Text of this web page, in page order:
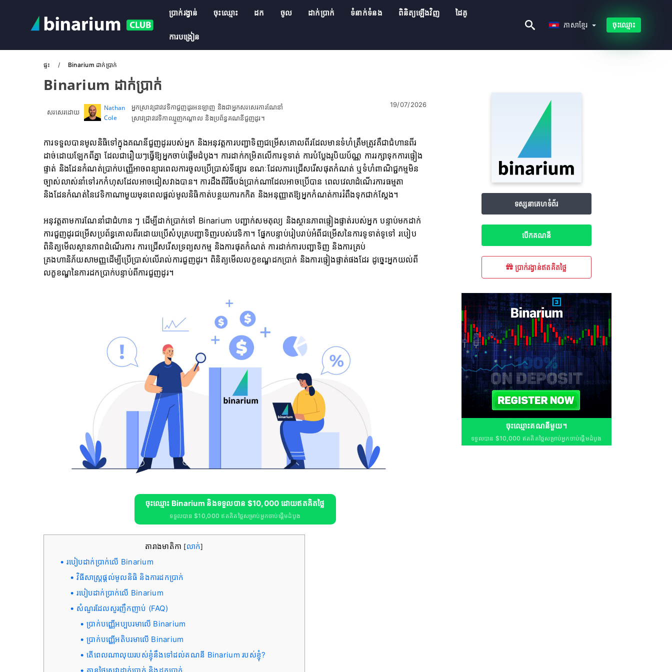
ប្រាក់រង្វាន់ ចុះឈ្មោះ ដក ចូល ដាក់ប្រាក់ ទំនាក់ទំនង ពិនិត្យឡើងវិញ ដៃគូ
ការបង្រៀន
ភាសាខ្មែរ ចុះឈ្មោះ
ផ្ទះ Binarium ដាក់ប្រាក់
Binarium ដាក់ប្រាក់
សរសេរដោយ
Nathan
Cole
អ្នកស្រាវជ្រាវវេទិកាជួញដូរអនឡាញ និងជាអ្នកសរសេរការណែនាំ
ស្រាវជ្រាវវេទិកាឈ្មួញកណ្តាល និងប្រព័ន្ធគណនីជួញដូរ។
19/07/2026
ការទទួលបានមូលនិធិទៅក្នុងគណនីជួញដូររបស់អ្នក និងអនុវត្តការបញ្ជាទិញជម្រើសគោលពីរដែលមានទំហំត្រឹមត្រូវគឺជាជំហានពីរ
ដាច់ដោយឡែកពីគ្នា ដែលជារឿយៗធ្វើឱ្យអ្នកចាប់ផ្តើមដំបូង។ ការដាក់កម្រិតលើការទូទាត់ ការបំប្លែងរូបិយប័ណ្ណ ការរក្សាទុកការផ្ទៀង
ផ្ទាត់ និងដែនកំណត់ប្រាក់បញ្ញើអាចពន្យារពេលការចូលប្រើប្រាស់ទីផ្សារ ខណៈដែលការជ្រើសរើសផុតកំណត់ ឬទំហំពាណិជ្ជកម្មមិន
ច្បាស់លាស់នាំទៅរកកំហុសដែលអាចជៀសវាងបាន។ ការដឹងពីវិធីបង់ប្រាក់ណាដែលអាចប្រើបាន ពេលវេលាដំណើរការធម្មតា
និងដែនកំណត់នៃវេទិកាណាមួយមុនពេលផ្តល់មូលនិធិកាត់បន្ថយការកកិត និងអនុញ្ញាតឱ្យអ្នកកំណត់ការរំពឹងទុកជាក់ស្តែង។
អនុវត្តតាមការណែនាំជាជំហាន ៗ ដើម្បីដាក់ប្រាក់ទៅ Binarium បញ្ជាក់សមតុល្យ និងស្ថានភាពផ្ទៀងផ្ទាត់របស់អ្នក បន្ទាប់មកដាក់
ការជួញដូរជម្រើសប្រព័ន្ធគោលពីរដោយប្រើសំបុត្របញ្ជាទិញរបស់វេទិកា។ ផ្នែកបន្ទាប់រៀបរាប់អំពីជម្រើសនៃការទូទាត់ទូទៅ របៀប
ពិនិត្យមើលស្ថានភាពដំណើរការ ការជ្រើសរើសទ្រព្យសកម្ម និងការផុតកំណត់ ការដាក់ការបញ្ជាទិញ និងការគ្រប់
គ្រងហានិភ័យសាមញ្ញដើម្បីប្រើប្រាស់លើរាល់ការជួញដូរ។ ពិនិត្យមើលលក្ខខណ្ឌដកប្រាក់ និងការផ្ទៀងផ្ទាត់ផងដែរ ដូច្នេះអ្នកយល់ពី
លក្ខខណ្ឌនៃការដកប្រាក់បន្ទាប់ពីការជួញដូរ។
ចុះឈ្មោះ Binarium និងទទួលបាន $10,000 ដោយឥតគិតថ្លៃ
ទទួលបាន $10,000 ឥតគិតថ្លៃសម្រាប់អ្នកចាប់ផ្តើមដំបូង
តារាងមាតិកា [លាក់]
របៀបដាក់ប្រាក់លើ Binarium
វិធីសាស្រ្តផ្តល់មូលនិធិ និងការដកប្រាក់
របៀបដាក់ប្រាក់លើ Binarium
សំណួរដែលសួរញឹកញាប់ (FAQ)
ប្រាក់បញ្ញើអប្បបរមាលើ Binarium
ប្រាក់បញ្ញើអតិបរមាលើ Binarium
តើពេលណាលុយរបស់ខ្ញុំនឹងទៅដល់គណនី Binarium របស់ខ្ញុំ?
ទស្សនាគេហទំព័រ
បើក​គណនី
ប្រាក់រង្វាន់ឥតគិតថ្លៃ
ចុះឈ្មោះគណនីមួយ។
ទទួលបាន $10,000 ឥតគិតថ្លៃសម្រាប់អ្នកចាប់ផ្តើមដំបូង